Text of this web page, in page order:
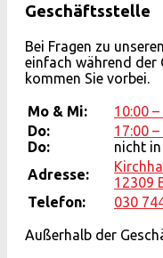
Geschäftsstelle
Bei Fragen zu
einfach während der
kommen Sie vorbei.
Mo & Mi:
10:00
Do:
Do:
17:00
nicht
Adresse:
12309
Telefon:
030
Außerhalb der